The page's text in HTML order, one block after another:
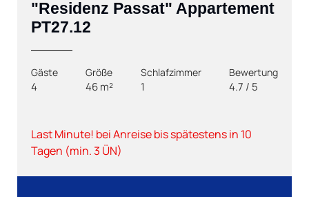
"Residenz Passat" Appartement
PT27.12
Gäste
4
Größe
46 m²
Schlafzimmer
1
Bewertung
4.7 / 5
Last Minute! bei Anreise bis spätestens in 10
Tagen (min. 3 ÜN)